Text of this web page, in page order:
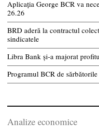
Aplicația George BCR va
26.26
BRD aderă la contractul
sindicatele
Libra Bank și-a majorat
Programul BCR de sărbătorile
Analize economice